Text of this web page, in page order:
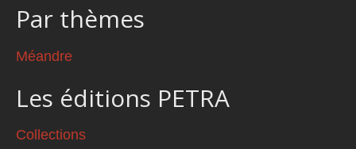
Par thèmes
Méandre
Les éditions PETRA
Collections